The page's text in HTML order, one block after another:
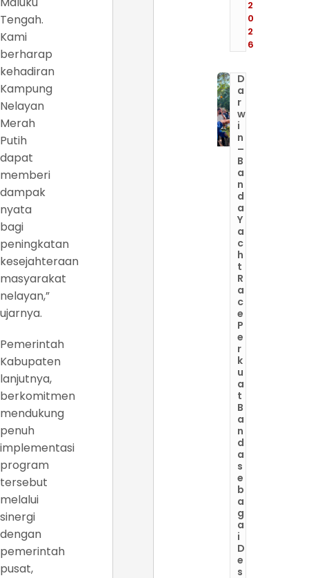
Tengah.
Kami
berharap
kehadiran
Kampung
Nelayan
Merah
Putih
dapat
memberi
dampak
nyata
bagi
peningkatan
kesejahteraan
masyarakat
nelayan,”
ujarnya.
Pemerintah
Kabupaten
lanjutnya,
berkomitmen
mendukung
penuh
implementasi
program
tersebut
melalui
sinergi
dengan
pemerintah
pusat,
2
0
2
6
D
a
r
w
i
n
–
B
a
n
d
a
Y
a
c
h
t
R
a
c
e
P
e
r
k
u
a
t
B
a
n
d
a
s
e
b
a
g
a
i
D
e
s